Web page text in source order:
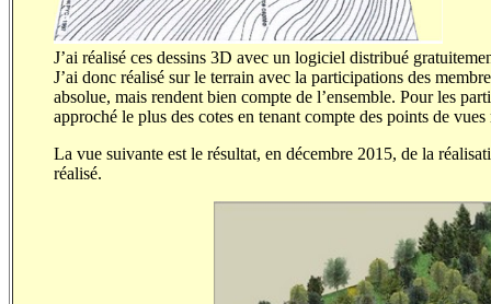
J’ai réalisé ces dessins 3D avec un logiciel distribué
J’ai donc réalisé sur le terrain avec la participations des
absolue, mais rendent bien compte de l’ensemble. Pour les
approché le plus des cotes en tenant compte des points de
La vue suivante est le résultat, en décembre 2015, de la
réalisé.